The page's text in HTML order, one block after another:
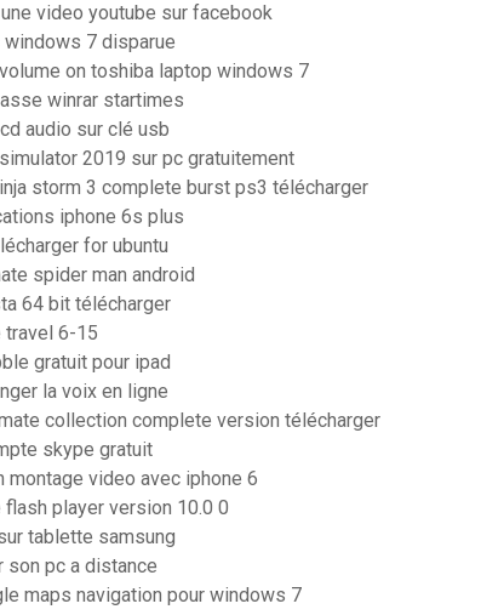
video youtube sur facebook
7 disparue
on toshiba laptop windows 7
winrar startimes
audio sur clé usb
2019 sur pc gratuitement
storm 3 complete burst ps3 télécharger
iphone 6s plus
for ubuntu
spider man android
64 bit télécharger
travel 6-15
gratuit pour ipad
la voix en ligne
collection complete version télécharger
skype gratuit
montage video avec iphone 6
flash player version 10.0 0
tablette samsung
son pc a distance
maps navigation pour windows 7